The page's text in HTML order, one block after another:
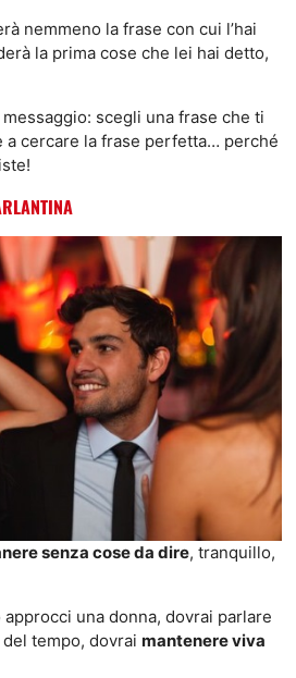
nemmeno la frase con cui l’hai
la prima cose che lei hai detto,
scegli una frase che ti
a cercare la frase perfetta… perché
senza cose da dire, tranquillo,
una donna, dovrai parlare
tempo, dovrai mantenere viva